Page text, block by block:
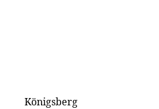
Königsberg